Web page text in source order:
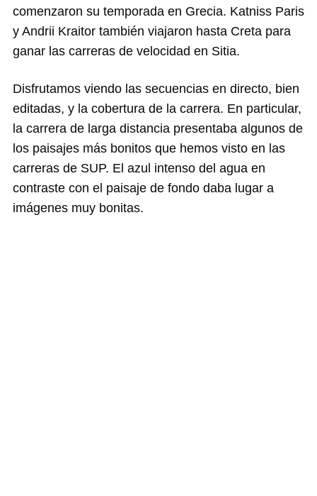
comenzaron su temporada en Grecia. Katniss Paris
y Andrii Kraitor también viajaron hasta Creta para
ganar las carreras de velocidad en Sitia.
Disfrutamos viendo las secuencias en directo, bien
editadas, y la cobertura de la carrera. En particular,
la carrera de larga distancia presentaba algunos de
los paisajes más bonitos que hemos visto en las
carreras de SUP. El azul intenso del agua en
contraste con el paisaje de fondo daba lugar a
imágenes muy bonitas.